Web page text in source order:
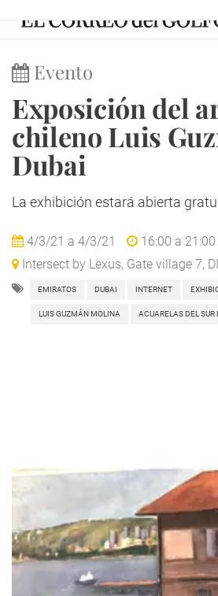
Evento
Exposición del
chileno Luis
Dubai
La exhibición estará abierta
4/3/21 a 4/3/21 16:00 a 21:00
Intersect by Lexus, Gate village 7,
EMIRATOS DUBAI INTERNET
LUIS GUZMÁN MOLINA ACUARELAS DEL SUR